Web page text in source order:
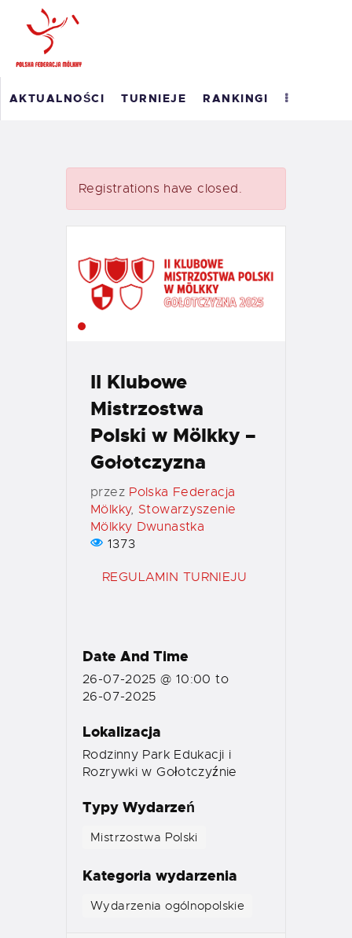
AKTUALNOŚCI TURNIEJE RANKINGI
POLSKI RANKING
MASTERS 2026
WYNIKI
O PFM
KONTAKT
Registrations have closed.
II Klubowe
Mistrzostwa
Polski w Mölkky –
Gołotczyzna
przez Polska Federacja
Mölkky, Stowarzyszenie
Mölkky Dwunastka
1373
REGULAMIN TURNIEJU
Date And Time
26-07-2025 @ 10:00to
26-07-2025
Lokalizacja
Rodzinny Park Edukacji i
Rozrywki w Gołotczyźnie
Typy Wydarzeń
Mistrzostwa Polski
Kategoria wydarzenia
Wydarzenia ogólnopolskie